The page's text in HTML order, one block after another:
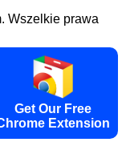
Wszelkie prawa
Get Our Free
Extension